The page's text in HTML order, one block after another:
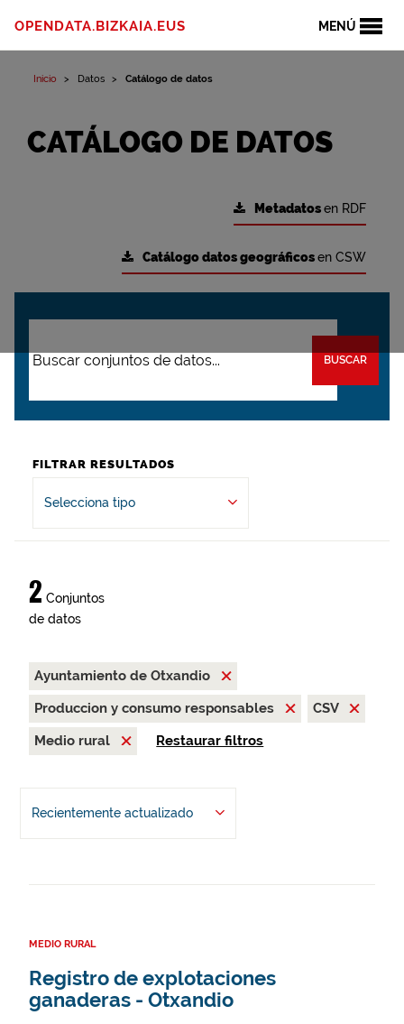
MENÚ
OPENDATA.BIZKAIA.EUS
Inicio Datos Catálogo de datos
CATÁLOGO DE DATOS
Metadatosen RDF
Catálogo datos geográficosen CSW
BUSCAR
FILTRAR RESULTADOS
Selecciona tipo
2 Conjuntos
de datos
Ayuntamiento de Otxandio
Produccion y consumo responsables
CSV
Medio rural
Restaurar filtros
Recientemente actualizado
MEDIO RURAL
Registro de explotaciones
ganaderas - Otxandio